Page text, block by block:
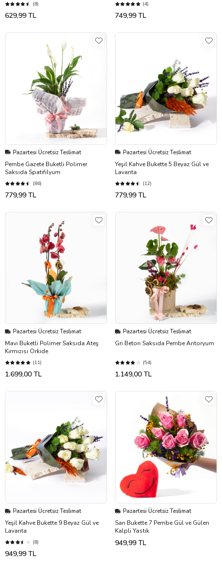
(8)
629,99 TL
(4)
749,99 TL
Pazartesi Ücretsiz Teslimat
Pembe Gazete Buketli Polimer
Saksıda Spatifilyum
(86)
779,99 TL
Pazartesi Ücretsiz Teslimat
Yeşil Kahve Bukette 5 Beyaz Gül ve
Lavanta
(12)
779,99 TL
Pazartesi Ücretsiz Teslimat
Mavi Buketli Polimer Saksıda Ateş
Kırmızısı Orkide
(11)
1.699,00 TL
Pazartesi Ücretsiz Teslimat
Gri Beton Saksıda Pembe Antoryum
(54)
1.149,00 TL
Pazartesi Ücretsiz Teslimat
Yeşil Kahve Bukette 9 Beyaz Gül ve
Lavanta
(8)
949,99 TL
Pazartesi Ücretsiz Teslimat
Sarı Bukette 7 Pembe Gül ve Gülen
Kalpli Yastık
949,99 TL